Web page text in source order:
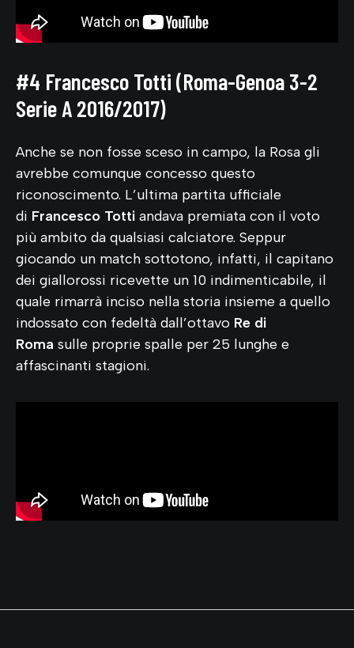
#4 Francesco Totti (Roma-Genoa 3-2
Serie A 2016/2017)
Anche se non fosse sceso in campo, la Rosa gli
avrebbe comunque concesso questo
riconoscimento. L’ultima partita ufficiale
di Francesco Totti andava premiata con il voto
più ambito da qualsiasi calciatore. Seppur
giocando un match sottotono, infatti, il capitano
dei giallorossi ricevette un 10 indimenticabile, il
quale rimarrà inciso nella storia insieme a quello
indossato con fedeltà dall’ottavo Re di
Roma sulle proprie spalle per 25 lunghe e
affascinanti stagioni.